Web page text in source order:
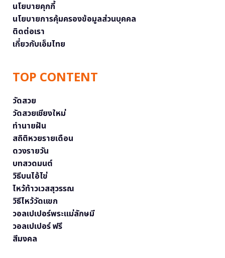
นโยบายคุกกี้
นโยบายการคุ้มครองข้อมูลส่วนบุคคล
ติดต่อเรา
เกี่ยวกับเอ็มไทย
TOP CONTENT
วัดสวย
วัดสวยเชียงใหม่
ทำนายฝัน
สถิติหวยรายเดือน
ดวงรายวัน
บทสวดมนต์
วิธีบนไอ้ไข่
ไหว้ท้าวเวสสุวรรณ
วิธีไหว้วัดแขก
วอลเปเปอร์พระแม่ลักษมี
วอลเปเปอร์ ฟรี
สีมงคล